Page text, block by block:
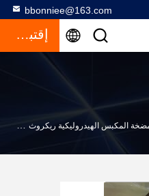
bbonniee@163.com
إقتباس
المكبس الهيدروليكية ريكروث >